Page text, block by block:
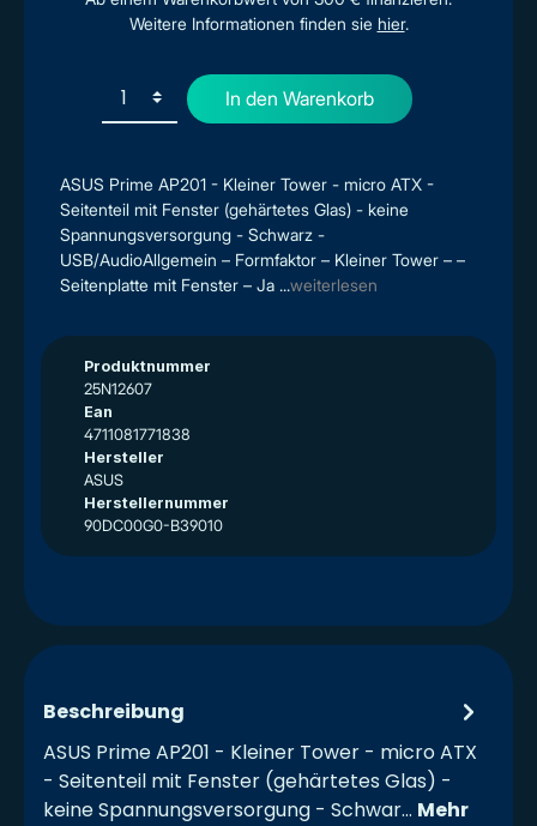
ASUS Prime AP201 - Kleiner Tower - micro ATX -
Seitenteil mit Fenster (gehärtetes Glas) - keine
Spannungsversorgung - Schwarz -
USB/AudioAllgemein – Formfaktor – Kleiner Tower – –
Seitenplatte mit Fenster – Ja ...weiterlesen
Produktnummer
25N12607
Ean
4711081771838
Hersteller
ASUS
Herstellernummer
90DC00G0-B39010
Weitere Informationen finden sie hier.
In den Warenkorb
Beschreibung
ASUS Prime AP201 - Kleiner Tower - micro ATX
- Seitenteil mit Fenster (gehärtetes Glas) -
keine Spannungsversorgung - Schwar… Mehr